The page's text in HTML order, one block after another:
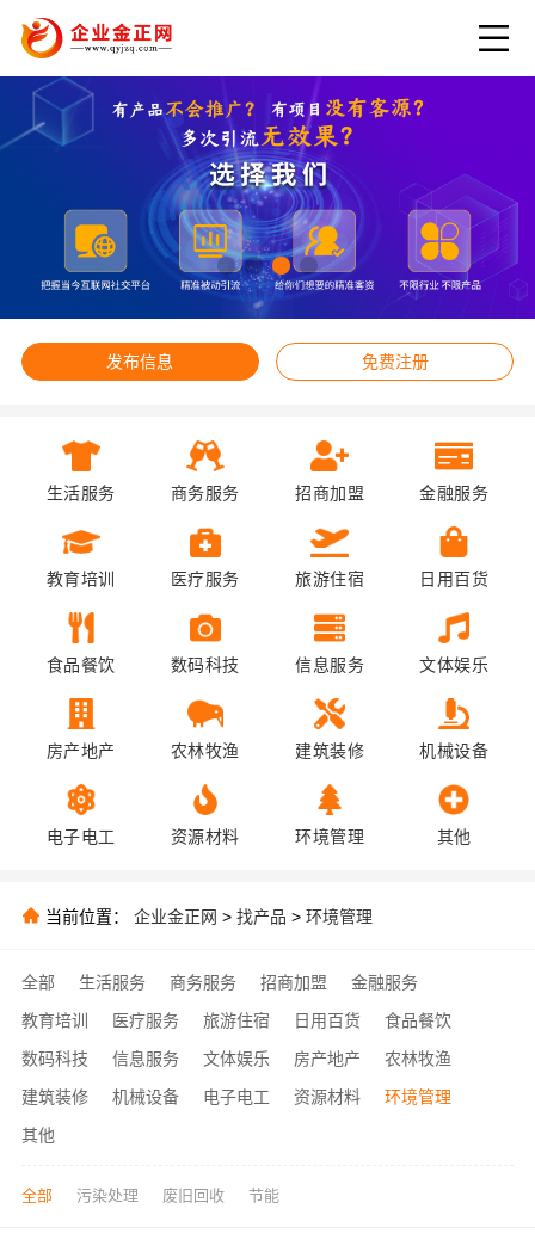
发布信息 免费注册
生活服务 商务服务 招商加盟 金融服务
教育培训 医疗服务 旅游住宿 日用百货
食品餐饮 数码科技 信息服务 文体娱乐
房产地产 农林牧渔 建筑装修 机械设备
电子电工 资源材料 环境管理 其他
当前位置： 企业金正网 > 找产品 > 环境管理
全部 生活服务 商务服务 招商加盟
金融服务
教育培训
医疗服务 旅游住宿 日用百货
食品餐饮
数码科技
信息服务 文体娱乐 房产地产
农林牧渔
建筑装修
机械设备 电子电工 资源材料
环境管理
其他
全部 污染处理 废旧回收 节能